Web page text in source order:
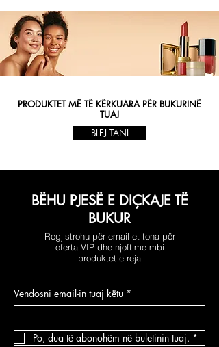
PRODUKTET MË TË KËRKUARA PËR BUKURINË
TUAJ
BLEJ TANI
BËHU PJESË E DIÇKAJE TË
BUKUR
Regjistrohu për email-et tona për
oferta VIP dhe njoftime mbi
produktet e reja
Vendosni email-in tuaj këtu *
Po, dua të abonohëm në buletinin tuaj. *